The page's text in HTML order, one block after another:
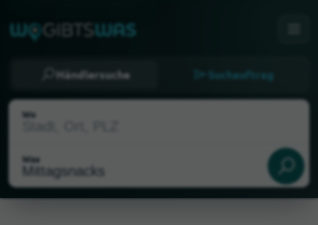
Händlersuche Suchauftrag
Wo
Was